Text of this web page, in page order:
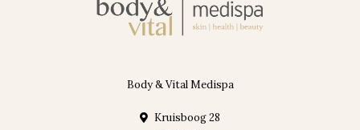
Body & Vital Medispa
Kruisboog 28